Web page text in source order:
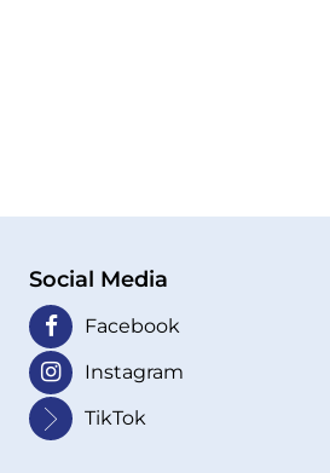
Social Media
Facebook
Instagram
TikTok